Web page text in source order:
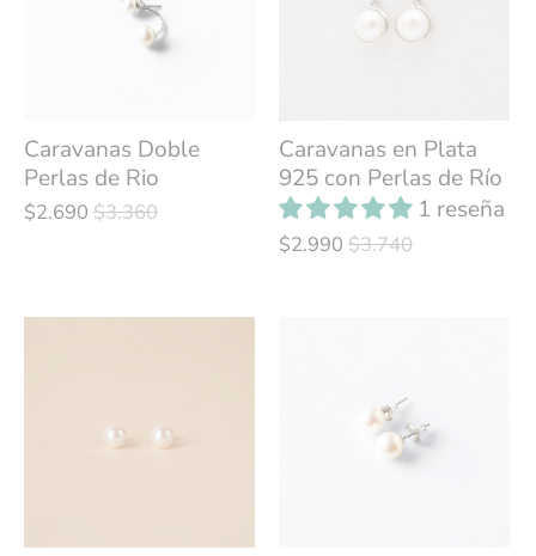
Caravanas Doble
Perlas de Rio
$2.690 $3.360
Caravanas en Plata
925 con Perlas de Río
1 reseña
$2.990 $3.740